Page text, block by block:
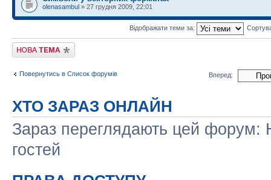
olenasambul » 27 грудня 2009, 22:01
Відображати теми за:
Створити нову тему
Повернутись в Список форумів Вперед:
ХТО ЗАРАЗ ОНЛАЙН
Зараз переглядають цей форум:
гостей